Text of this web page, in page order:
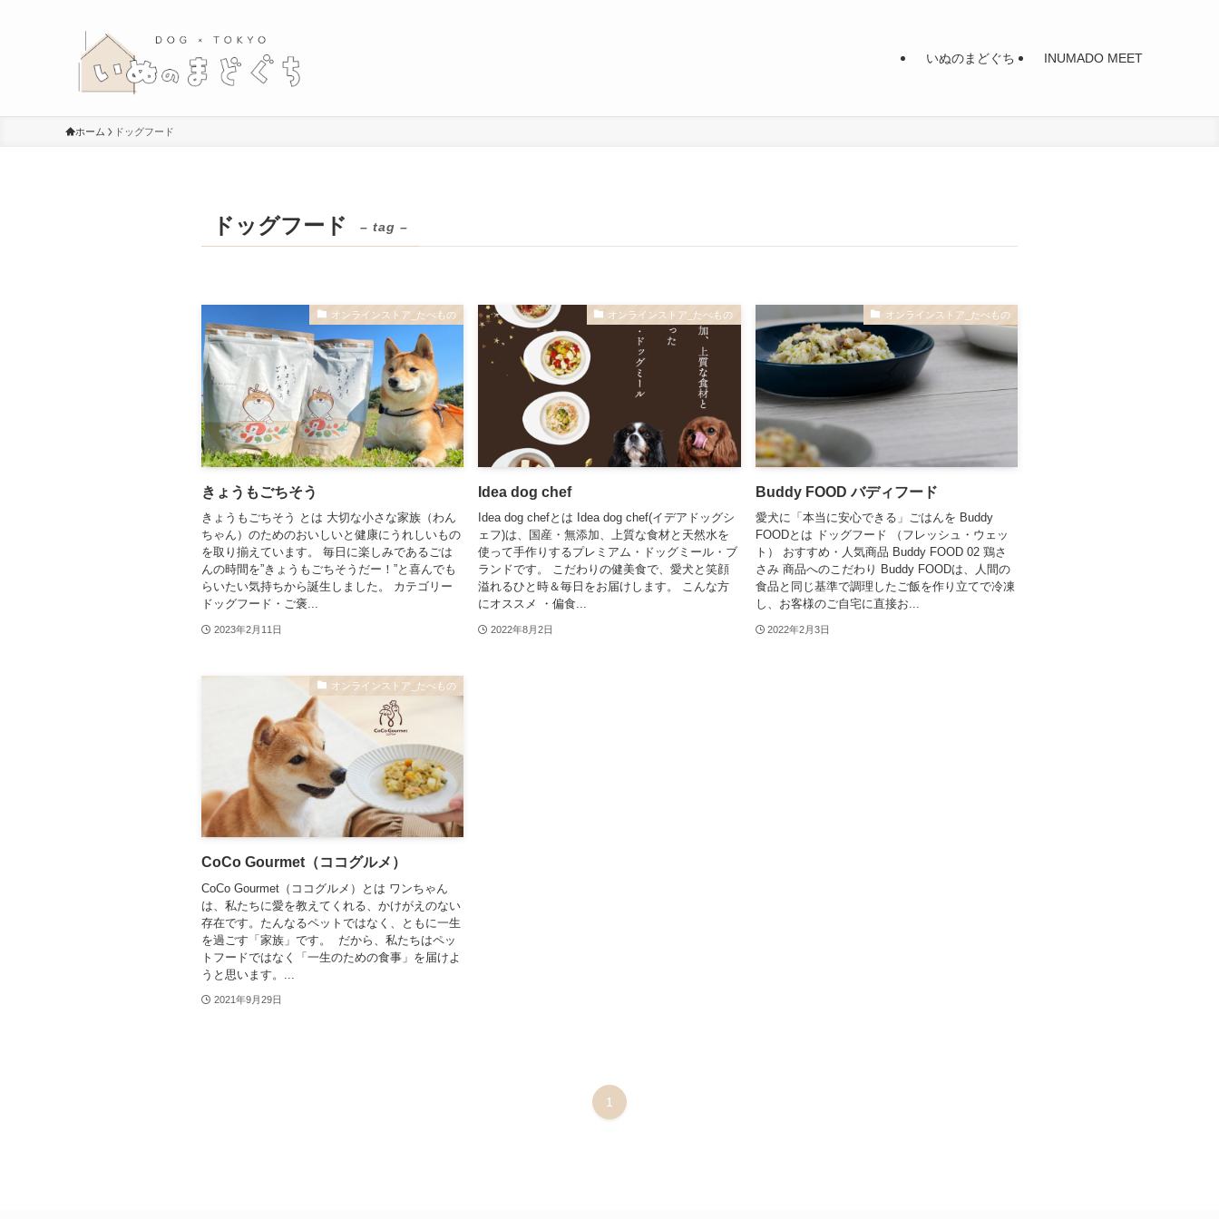
いぬのまどぐち INUMADO MEET
ホーム ドッグフード
ドッグフード – tag –
オンラインストア_たべもの
きょうもごちそう
きょうもごちそう とは 大切な小さな家族（わん
ちゃん）のためのおいしいと健康にうれしいもの
を取り揃えています。 毎日に楽しみであるごは
んの時間を”きょうもごちそうだー！”と喜んでも
らいたい気持ちから誕生しました。 カテゴリー
ドッグフード・ご褒...
2023年2月11日
オンラインストア_たべもの
Idea dog chef
Idea dog chefとは Idea dog chef(イデアドッグシ
ェフ)は、国産・無添加、上質な食材と天然水を
使って手作りするプレミアム・ドッグミール・ブ
ランドです。 こだわりの健美食で、愛犬と笑顔
溢れるひと時＆毎日をお届けします。 こんな方
にオススメ ・偏食...
2022年8月2日
オンラインストア_たべもの
Buddy FOOD バディフード
愛犬に「本当に安心できる」ごはんを Buddy
FOODとは ドッグフード （フレッシュ・ウェッ
ト） おすすめ・人気商品 Buddy FOOD 02 鶏さ
さみ 商品へのこだわり Buddy FOODは、人間の
食品と同じ基準で調理したご飯を作り立てで冷凍
し、お客様のご自宅に直接お...
2022年2月3日
オンラインストア_たべもの
CoCo Gourmet（ココグルメ）
CoCo Gourmet（ココグルメ）とは ワンちゃん
は、私たちに愛を教えてくれる、かけがえのない
存在です。たんなるペットではなく、ともに一生
を過ごす「家族」です。 だから、私たちはペッ
トフードではなく「一生のための食事」を届けよ
うと思います。...
2021年9月29日
1